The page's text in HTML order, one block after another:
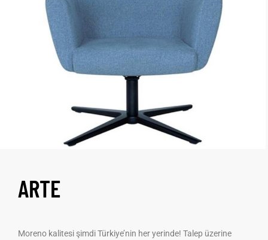
ARTE
Moreno kalitesi şimdi Türkiye’nin her yerinde! Talep üzerine